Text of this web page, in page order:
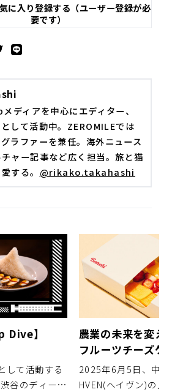
に入り登録する（ユーザー登録が必
要です）
ディアを中心にエディター、
して活動中。ZEROMILEでは
ラファーを兼任。海外ニュース
ャー記事など広く担当。旅と猫
する。 @rikako.takahashi
Dive】
して活動する
谷のディープ
農業の未来を変
フルーツチーズケ
プ Bonchi Stand
オープン！
2025年6月5日、中
HVEN(ヘイヴン)の入